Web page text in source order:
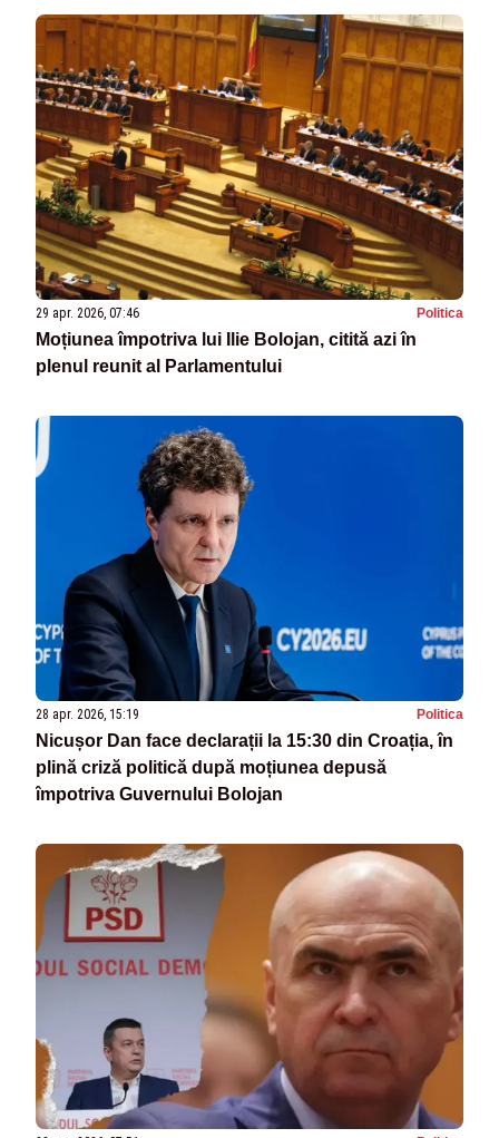
29 apr. 2026, 07:46 Politica
Moțiunea împotriva lui Ilie Bolojan, citită azi în
plenul reunit al Parlamentului
28 apr. 2026, 15:19 Politica
Nicușor Dan face declarații la 15:30 din Croația, în
plină criză politică după moțiunea depusă
împotriva Guvernului Bolojan